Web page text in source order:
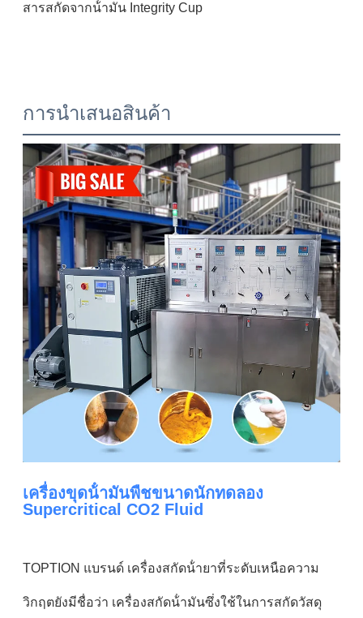
สารสกัดจากน้ํามัน Integrity Cup
การนําเสนอสินค้า
เครื่องขุดน้ํามันพืชขนาดนักทดลอง
Supercritical CO2 Fluid
TOPTION แบรนด์ เครื่องสกัดน้ํายาที่ระดับเหนือความ
วิกฤตยังมีชื่อว่า เครื่องสกัดน้ํามันซึ่งใช้ในการสกัดวัสดุ